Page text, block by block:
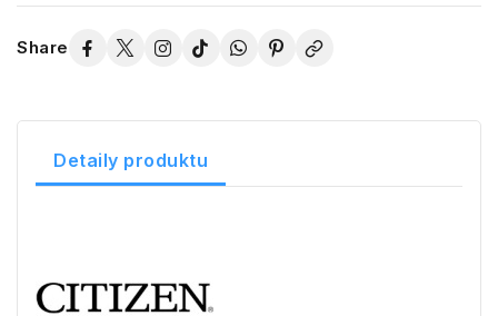
Share
Detaily produktu